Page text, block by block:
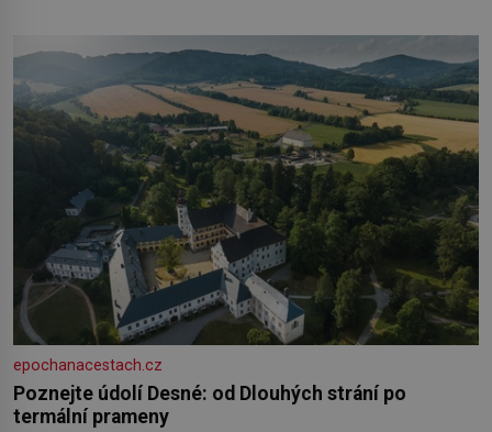
epochanacestach.cz
Poznejte údolí Desné: od Dlouhých strání po
termální prameny